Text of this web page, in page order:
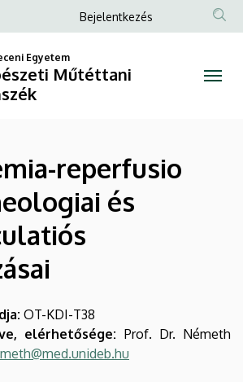
Anonim
fiók
menüje
Bejelentkezés
Egyetem
Műtéttani
reperfusio
és
OT-KDI-T38
elérhetősége: Prof. Dr. Németh